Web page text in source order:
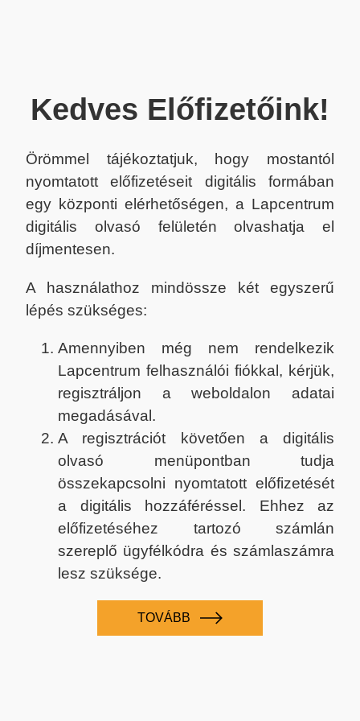
Kedves Előfizetőink!
Örömmel tájékoztatjuk, hogy mostantól
nyomtatott előfizetéseit digitális formában
egy központi elérhetőségen, a Lapcentrum
digitális olvasó felületén olvashatja el
díjmentesen.
A használathoz mindössze két egyszerű
lépés szükséges:
Amennyiben még nem rendelkezik
Lapcentrum felhasználói fiókkal, kérjük,
regisztráljon a weboldalon adatai
megadásával.
A regisztrációt követően a digitális
olvasó menüpontban tudja
összekapcsolni nyomtatott előfizetését
a digitális hozzáféréssel. Ehhez az
előfizetéséhez tartozó számlán
szereplő ügyfélkódra és számlaszámra
lesz szüksége.
TOVÁBB